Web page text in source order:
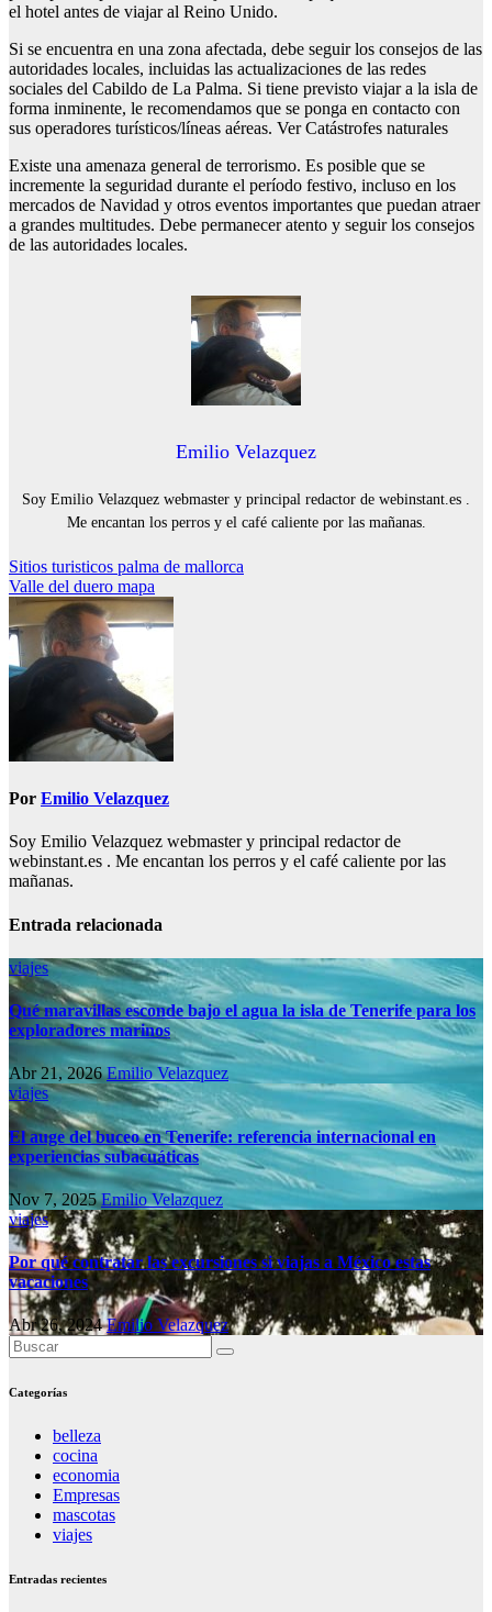
el hotel antes de viajar al Reino Unido.
Si se encuentra en una zona afectada, debe seguir los consejos de las
autoridades locales, incluidas las actualizaciones de las redes
sociales del Cabildo de La Palma. Si tiene previsto viajar a la isla de
forma inminente, le recomendamos que se ponga en contacto con
sus operadores turísticos/líneas aéreas. Ver Catástrofes naturales
Existe una amenaza general de terrorismo. Es posible que se
incremente la seguridad durante el período festivo, incluso en los
mercados de Navidad y otros eventos importantes que puedan atraer
a grandes multitudes. Debe permanecer atento y seguir los consejos
de las autoridades locales.
Emilio Velazquez
Soy Emilio Velazquez webmaster y principal redactor de webinstant.es .
Me encantan los perros y el café caliente por las mañanas.
Navegación
de
entradas
Sitios turisticos palma de mallorca
Valle del duero mapa
Por Emilio Velazquez
Soy Emilio Velazquez webmaster y principal redactor de
webinstant.es . Me encantan los perros y el café caliente por las
mañanas.
Entrada relacionada
viajes
Qué maravillas esconde bajo el agua la isla de Tenerife para los
exploradores marinos
Abr 21, 2026Emilio Velazquez
viajes
El auge del buceo en Tenerife: referencia internacional en
experiencias subacuáticas
Nov 7, 2025Emilio Velazquez
viajes
Por qué contratar las excursiones si viajas a México estas
vacaciones
Abr 26, 2024Emilio Velazquez
Categorías
belleza
cocina
economia
Empresas
mascotas
viajes
Entradas recientes